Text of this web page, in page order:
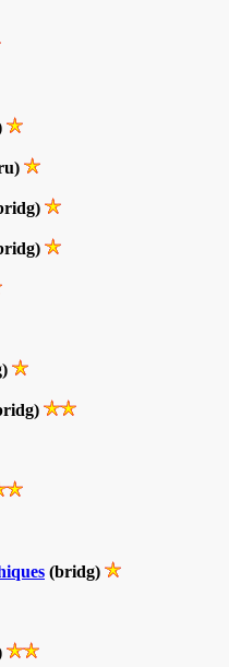
(bridg)